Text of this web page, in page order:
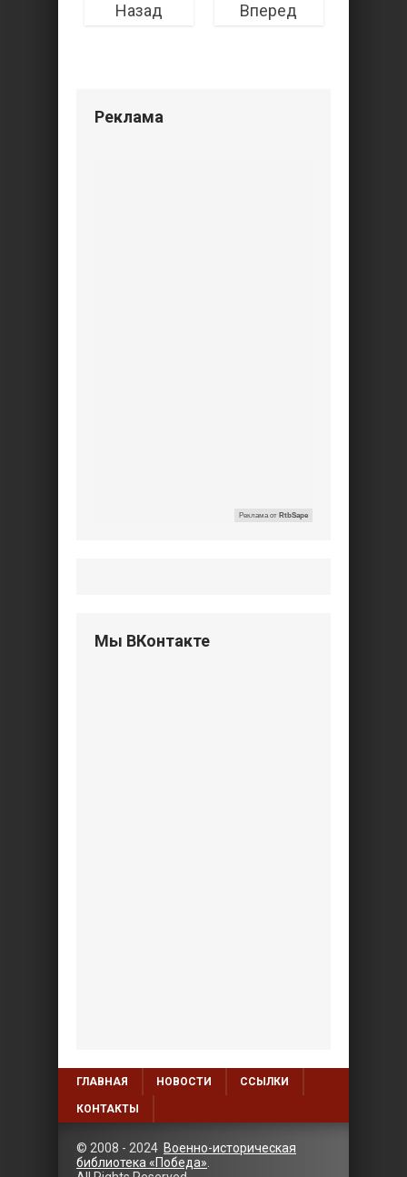
Назад Вперед
Реклама
Реклама от RtbSape
Мы ВКонтакте
ГЛАВНАЯ НОВОСТИ ССЫЛКИ
КОНТАКТЫ
© 2008 - 2024 Военно-историческая
библиотека «Победа»